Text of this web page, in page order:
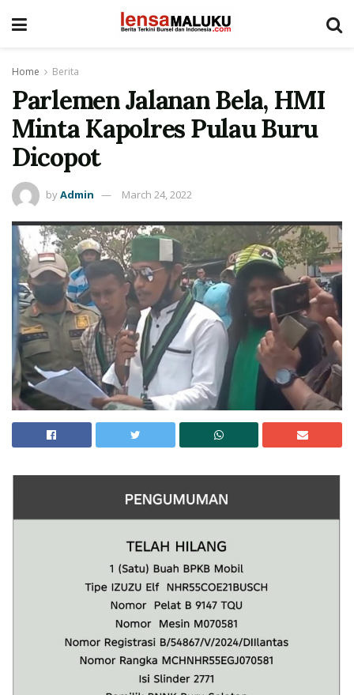
Home Berita
Parlemen Jalanan Bela, HMI
Minta Kapolres Pulau Buru
Dicopot
byAdmin March 24, 2022